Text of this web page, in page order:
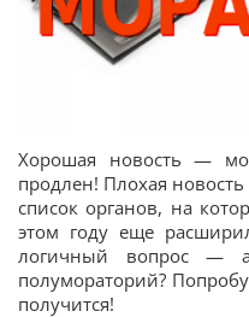
Хорошая новость —
продлен! Плохая
список органов, на
этом году еще
логичный вопрос —
полумораторий?
получится!